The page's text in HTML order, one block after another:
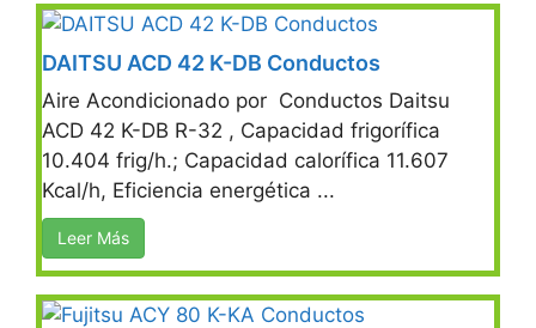
DAITSU ACD 42 K-DB Conductos
Aire Acondicionado por Conductos Daitsu
ACD 42 K-DB R-32 , Capacidad frigorífica
10.404 frig/h.; Capacidad calorífica 11.607
Kcal/h, Eficiencia energética ...
Leer Más